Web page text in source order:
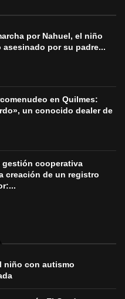
por Nahuel, el niño
asesinado por su padre...
en Quilmes:
un conocido dealer de
gestión cooperativa
creación de un registro
niño con autismo